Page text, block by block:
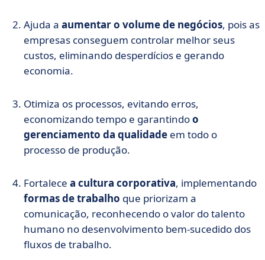
Ajuda a aumentar o volume de negócios, pois as
empresas conseguem controlar melhor seus
custos, eliminando desperdícios e gerando
economia.
Otimiza os processos, evitando erros,
economizando tempo e garantindoo
gerenciamento da qualidade em todo o
processo de produção.
Fortalece a cultura corporativa, implementando
formas de trabalho que priorizam a
comunicação, reconhecendo o valor do talento
humano no desenvolvimento bem-sucedido dos
fluxos de trabalho.